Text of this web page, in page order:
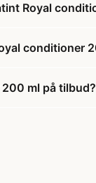
Royal
conditioner
ml på tilbud?